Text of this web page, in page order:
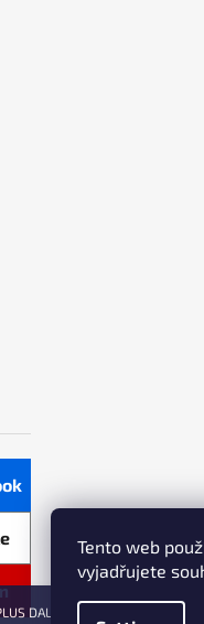
Tento web
vyjadřujete
DALŠÍ MNOŽSTEVNÍ A